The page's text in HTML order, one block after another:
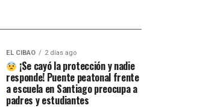
EL CIBAO 2 días ago
¡Se cayó la protección y nadie
responde! Puente peatonal frente
a escuela en Santiago preocupa a
padres y estudiantes